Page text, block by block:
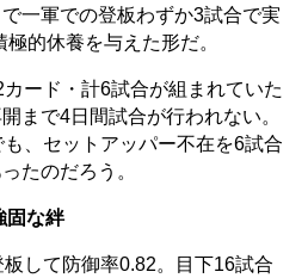
一軍での登板わずか3試合で実
極的休養を与えた形だ。
ード・計6試合が組まれていた
まで4日間試合が行われない。
、セットアッパー不在を6試合
たのだろう。
固な絆
して防御率0.82。目下16試合